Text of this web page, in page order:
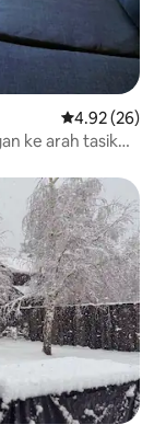
Penarafan
4.92 (26)
ke arah tasik